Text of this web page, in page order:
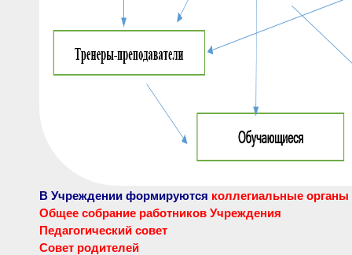
В Учреждении формируются коллегиальные органы
Общее собрание работников Учреждения
Педагогический совет
Совет родителей